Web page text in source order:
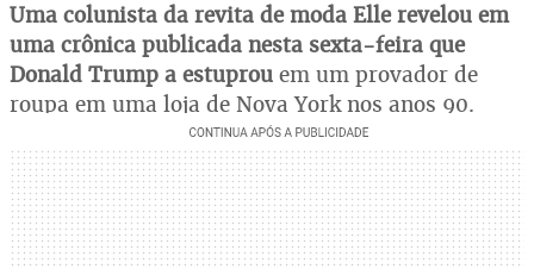
Uma colunista da revita de moda Elle revelou em
uma crônica publicada nesta sexta-feira que
Donald Trump a estuprou em um provador de
roupa em uma loja de Nova York nos anos 90.